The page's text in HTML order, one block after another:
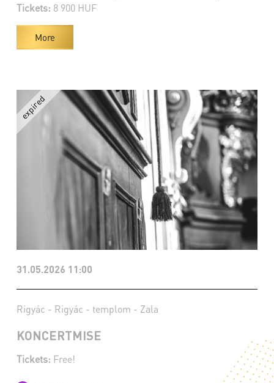
Tickets: 8 900 HUF
More
31.05.2026 11:00
Rigyác - Rigyác - templom - Zala
KONCERTMISE
Tickets: Free!